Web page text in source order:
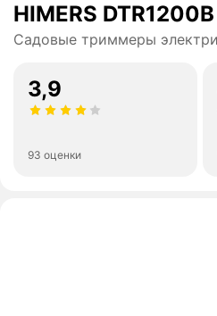
HIMERS DTR1200B
Садовые триммеры
3,9
93 оценки